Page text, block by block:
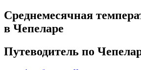
Среднемесячная
в Чепеларе
Путеводитель по